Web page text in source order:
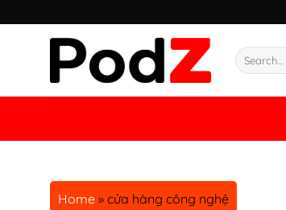
đến
Home » cửa hàng công nghệ